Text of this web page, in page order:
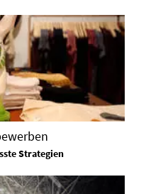
Strategien